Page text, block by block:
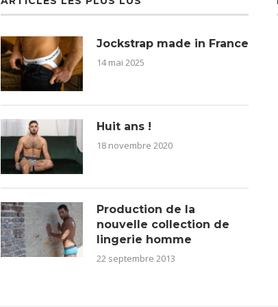
Jockstrap made in France
14 mai 2025
Huit ans !
18 novembre 2020
Production de la
nouvelle collection de
lingerie homme
22 septembre 2013